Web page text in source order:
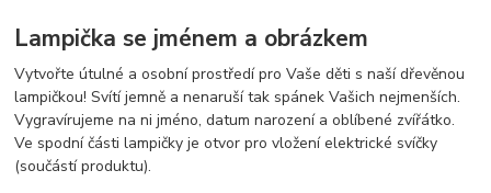
Lampička se jménem a obrázkem
Vytvořte útulné a osobní prostředí pro Vaše děti s naší dřevěnou
lampičkou! Svítí jemně a nenaruší tak spánek Vašich nejmenších.
Vygravírujeme na ni jméno, datum narození a oblíbené zvířátko.
Ve spodní části lampičky je otvor pro vložení elektrické svíčky
(součástí produktu).